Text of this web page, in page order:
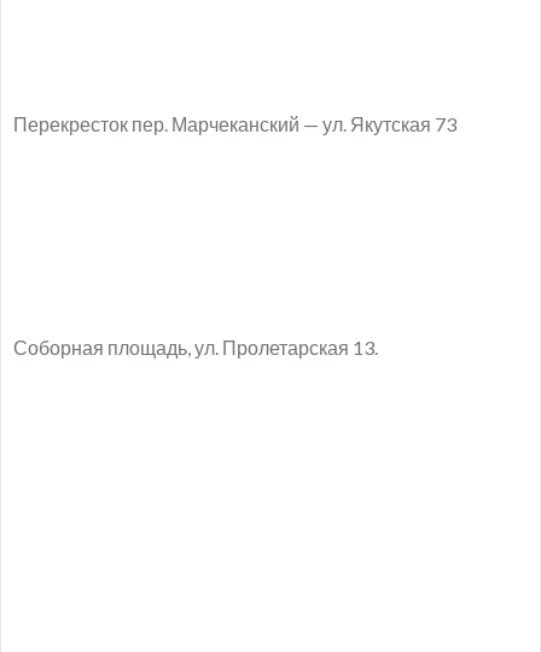
Перекресток пер. Марчеканский — ул. Якутская 73
Соборная площадь, ул. Пролетарская 13.